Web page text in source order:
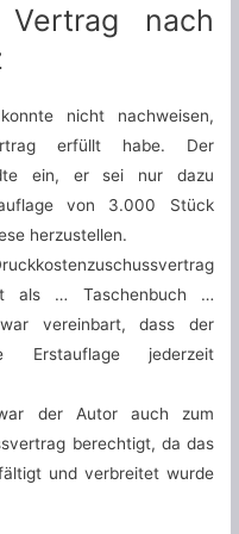
nach
nicht nachweisen,
erfüllt habe. Der
ein, er sei nur dazu
von 3.000 Stück
herzustellen.
als … Taschenbuch …
vereinbart, dass der
Erstauflage jederzeit
der Autor auch zum
berechtigt, da das
und verbreitet wurde